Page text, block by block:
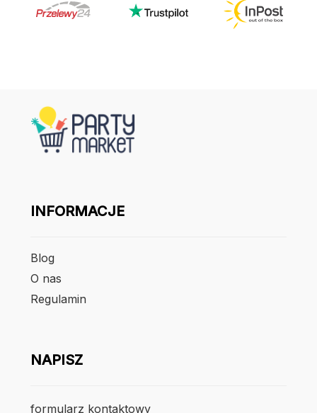
INFORMACJE
Blog
O nas
Regulamin
NAPISZ
formularz kontaktowy